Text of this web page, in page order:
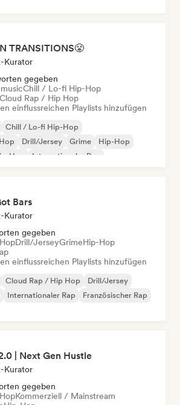
TRANSITIONS😤
Kurator
gegeben
Chill / Lo-fi Hip-Hop
Cloud Rap / Hip Hop
einflussreichen Playlists hinzufügen
Chill / Lo-fi Hip-Hop
Drill/Jersey Grime
Hip-Hop
Hop
Internationaler Rap
Bars
Kurator
gegeben
Drill/JerseyGrimeHip-Hop
einflussreichen Playlists hinzufügen
Cloud Rap / Hip Hop
Drill/Jersey
Internationaler Rap
Französischer Rap
| Next Gen Hustle
Kurator
gegeben
Kommerziell / Mainstream